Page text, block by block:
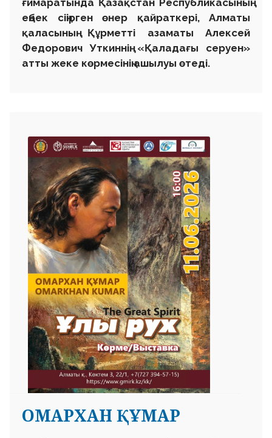
ғимаратында Қазақстан Республикасының
еңбек сіңірген өнер қайраткері, Алматы
қаласының Құрметті азаматы Алексей
Федорович Уткиннің «Қаладағы серуен»
атты жеке көрмесінің ашылуы өтеді.
ОМАРХАН ҚҰМАР